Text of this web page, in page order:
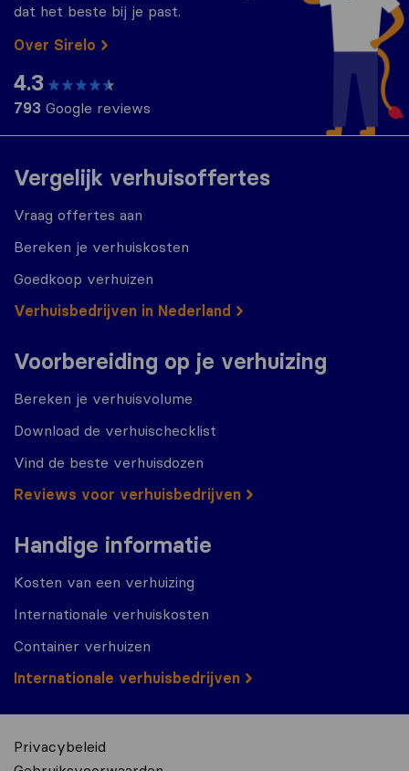
Vergelijk verhuisoffertes
Vraag offertes aan
Bereken je verhuiskosten
Goedkoop verhuizen
Verhuisbedrijven in Nederland
Voorbereiding op je verhuizing
Bereken je verhuisvolume
Download de verhuischecklist
Vind de beste verhuisdozen
Reviews voor verhuisbedrijven
Handige informatie
Kosten van een verhuizing
Internationale verhuiskosten
Container verhuizen
Internationale verhuisbedrijven
dat het beste bij je past.
Over Sirelo
4.3
793 Google reviews
Privacybeleid